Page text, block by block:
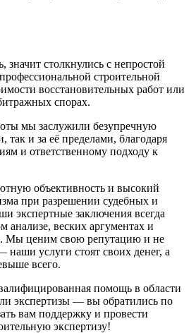
значит столкнулись с непростой
строительной
восстановительных работ или
спорах.
мы заслужили безупречную
так и за её пределами, благодаря
и ответственному подходу к
объективность и высокий
при разрешении судебных и
экспертные заключения всегда
анализе, веских аргументах и
Мы ценим свою репутацию и не
услуги стоят своих денег, а
всего.
помощь в области
экспертизы — вы обратились по
вам поддержку и провести
экспертизу!